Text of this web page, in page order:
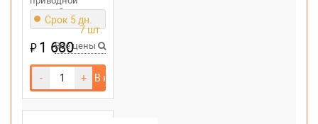
снегоуборщика
Ariens
ST11528DLE
Срок 5 дн.
7 шт.
₽1 680
Все цены
- + В корзину